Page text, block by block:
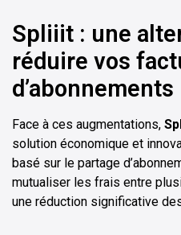
Spliiit : une
réduire vos
d’abonnements
Face à ces augmentations,
solution économique et
basé sur le partage
mutualiser les frais entre
une réduction significative